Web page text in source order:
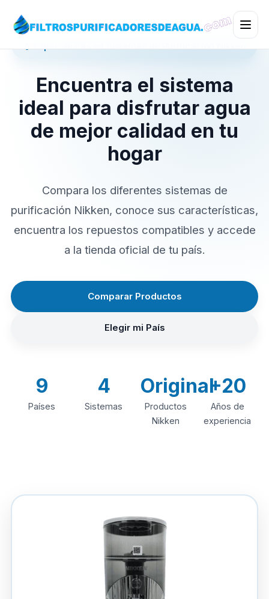
Encuentra el sistema
ideal para disfrutar agua
de mejor calidad en tu
hogar
Compara los diferentes sistemas de
purificación Nikken, conoce sus características,
encuentra los repuestos compatibles y accede
a la tienda oficial de tu país.
Comparar Productos
Elegir mi País
9
Países
4
Sistemas
Original
Productos
Nikken
+20
Años de
experiencia